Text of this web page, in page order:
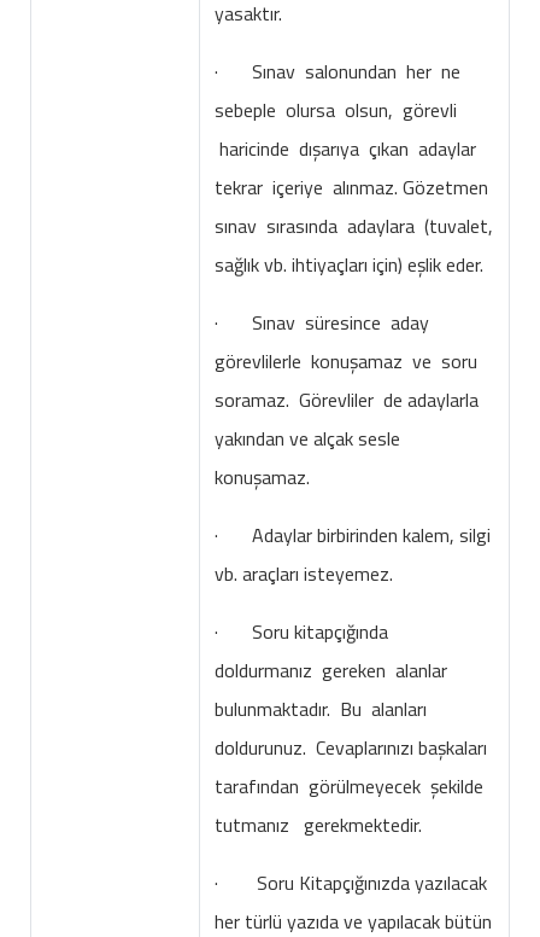
yasaktır.
· Sınav salonundan her ne
sebeple olursa olsun, görevli
haricinde dışarıya çıkan adaylar
tekrar içeriye alınmaz. Gözetmen
sınav sırasında adaylara (tuvalet,
sağlık vb. ihtiyaçları için) eşlik eder.
· Sınav süresince aday
görevlilerle konuşamaz ve soru
soramaz. Görevliler de adaylarla
yakından ve alçak sesle
konuşamaz.
· Adaylar birbirinden kalem, silgi
vb. araçları isteyemez.
· Soru kitapçığında
doldurmanız gereken alanlar
bulunmaktadır. Bu alanları
doldurunuz. Cevaplarınızı başkaları
tarafından görülmeyecek şekilde
tutmanız gerekmektedir.
· Soru Kitapçığınızda yazılacak
her türlü yazıda ve yapılacak bütün